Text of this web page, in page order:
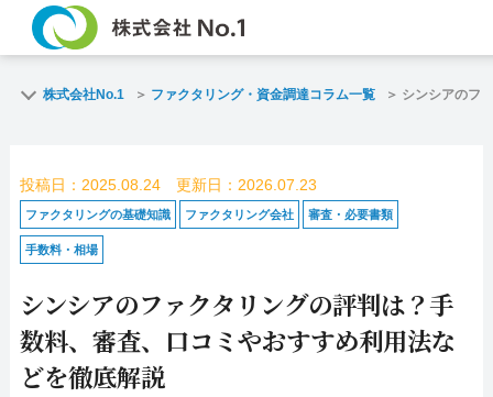
よくある質問
企業情報
名古屋支店HP
お電話で
株式会社No.1 ファクタリング・資金調達コラム一覧 シンシアのフ
投稿日：2025.08.24 更新日：2026.07.23
ファクタリングの基礎知識 ファクタリング会社 審査・必要書類
手数料・相場
シンシアのファクタリングの評判は？手
数料、審査、口コミやおすすめ利用法な
どを徹底解説